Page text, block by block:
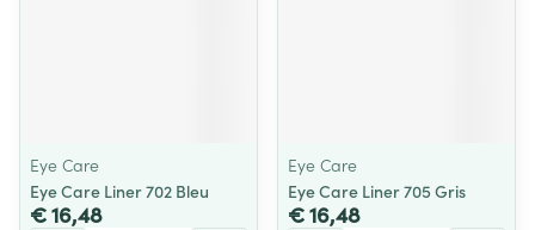
Eye Care
Eye Care Liner 702 Bleu
€ 16,48
Eye Care
Eye Care Liner 705 Gris
€ 16,48